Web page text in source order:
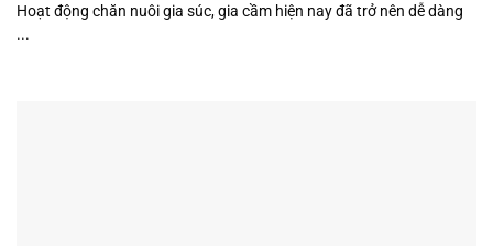
Hoạt động chăn nuôi gia súc, gia cầm hiện nay đã trở nên dễ dàng
...